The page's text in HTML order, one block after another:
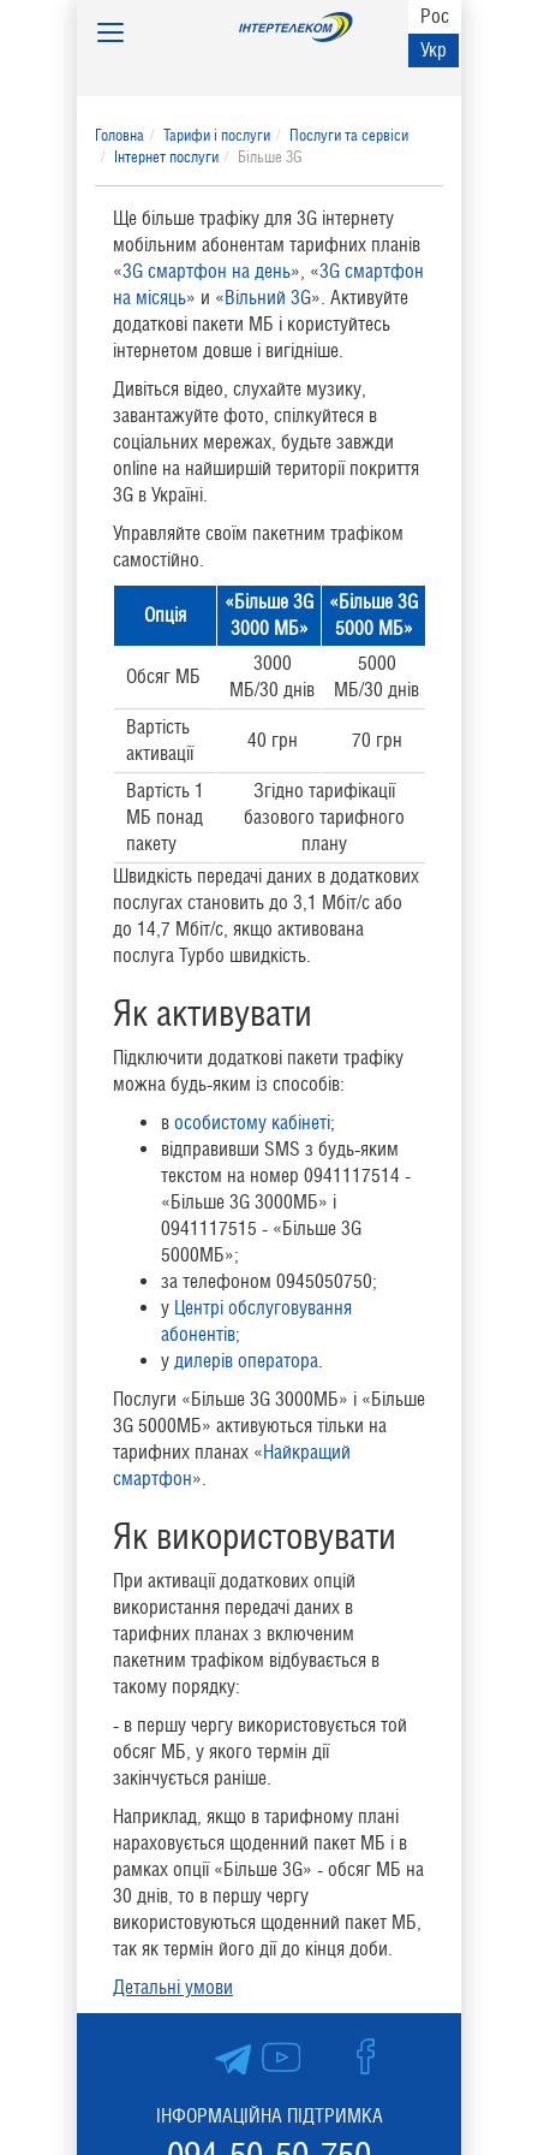
Рос
Укр
Toggle
Головна Тарифи і послуги
Послуги та сервіси
Інтернет послуги
Більше 3G
Ще більше трафіку для 3G інтернету
мобільним абонентам тарифних планів
«3G смартфон на день», «3G смартфон
на місяць» и «Вільний 3G». Активуйте
додаткові пакети МБ і користуйтесь
інтернетом довше і вигідніше.
Дивіться відео, слухайте музику,
завантажуйте фото, спілкуйтеся в
соціальних мережах, будьте завжди
online на найширшій території покриття
3G в Україні.
Управляйте своїм пакетним трафіком
самостійно.
Опція
«Більше 3G
3000 МБ»
«Більше 3G
5000 МБ»
Обсяг МБ
3000
МБ/30 днів
5000
МБ/30 днів
Вартість
активації
40 грн 70 грн
Вартість 1
МБ понад
пакету
Згідно тарифікації
базового тарифного
плану
Швидкість передачі даних в додаткових
послугах становить до 3,1 Мбіт/с або
до 14,7 Мбіт/с, якщо активована
послуга Турбо швидкість.
Як активувати
Підключити додаткові пакети трафіку
можна будь-яким із способів:
в особистому кабінеті;
відправивши SMS з будь-яким
текстом на номер 0941117514 -
«Більше 3G 3000МБ» і
0941117515 - «Більше 3G
5000МБ»;
за телефоном 0945050750;
у Центрі обслуговування
абонентів;
у дилерів оператора.
Послуги «Більше 3G 3000МБ» і «Більше
3G 5000МБ» активуються тільки на
тарифних планах «Найкращий
смартфон».
Як використовувати
При активації додаткових опцій
використання передачі даних в
тарифних планах з включеним
пакетним трафіком відбувається в
такому порядку:
- в першу чергу використовується той
обсяг МБ, у якого термін дії
закінчується раніше.
Наприклад, якщо в тарифному плані
нараховується щоденний пакет МБ і в
рамках опції «Більше 3G» - обсяг МБ на
30 днів, то в першу чергу
використовуються щоденний пакет МБ,
так як термін його дії до кінця доби.
Детальні умови
ІНФОРМАЦІЙНА ПІДТРИМКА